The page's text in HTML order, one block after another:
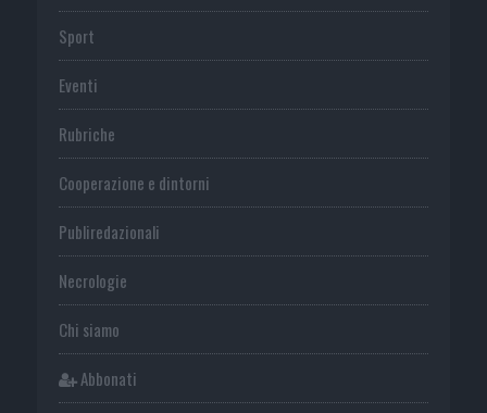
Sport
Eventi
Rubriche
Cooperazione e dintorni
Publiredazionali
Necrologie
Chi siamo
Abbonati